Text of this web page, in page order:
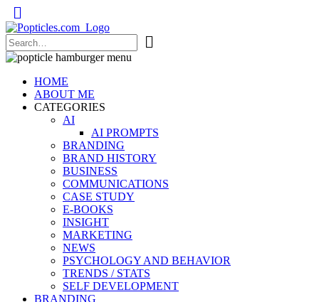
Popticles.com
HOME
ABOUT ME
CATEGORIES
AI
AI PROMPTS
BRANDING
BRAND HISTORY
BUSINESS
COMMUNICATIONS
CASE STUDY
E-BOOKS
INSIGHT
MARKETING
NEWS
PSYCHOLOGY AND BEHAVIOR
TRENDS / STATS
SELF DEVELOPMENT
BRANDING